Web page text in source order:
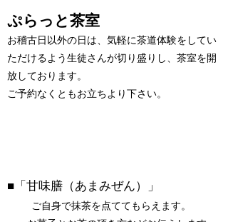
ぷらっと茶室
お稽古日以外の日は、 気軽に茶道体験をしてい
ただけるよう生徒さんが切り盛りし、茶室を開
放 しております。
ご予約なくともお立ちより下さい。
■「甘味膳（あまみぜん）」
ご自身で抹茶を点ててもらえます。